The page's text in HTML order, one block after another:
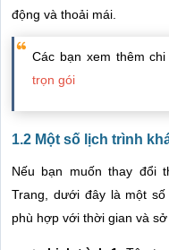
động và thoải mái.
Các bạn xem thêm chi
trọn gói
1.2 Một số lịch trình
Nếu bạn muốn thay đổi
Trang, dưới đây là một
phù hợp với thời gian và